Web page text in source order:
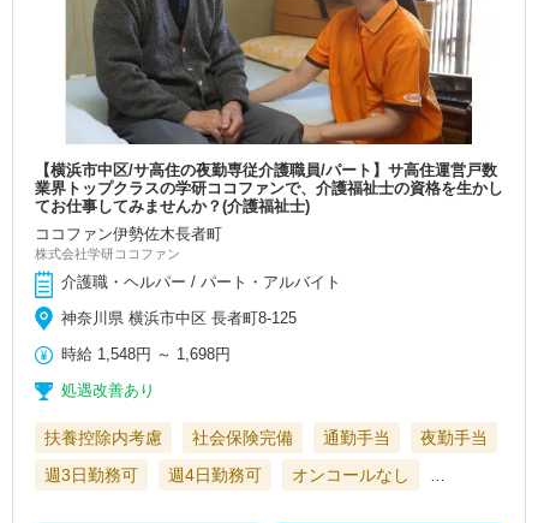
【横浜市中区/サ高住の夜勤専従介護職員/パート】サ高住運営戸数
業界トップクラスの学研ココファンで、介護福祉士の資格を生かし
てお仕事してみませんか？(介護福祉士)
ココファン伊勢佐木長者町
株式会社学研ココファン
介護職・ヘルパー / パート・アルバイト
神奈川県 横浜市中区 長者町8-125
時給 1,548円 ～ 1,698円
処遇改善あり
扶養控除内考慮 社会保険完備 通勤手当
夜勤手当
週3日勤務可
週4日勤務可 オンコールなし